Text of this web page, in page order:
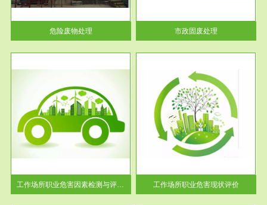
危险废物处理
废物处理业务包括市政废物的处
理处...
市政固废处理
工作场所职业危害因素检测与评价...
服务范围
工作场所职业危害现状评价
【现状评价意义】：具体因素---
-通过质谱分析等多种手段明确
工作场...
工作场所职业危害现状评价